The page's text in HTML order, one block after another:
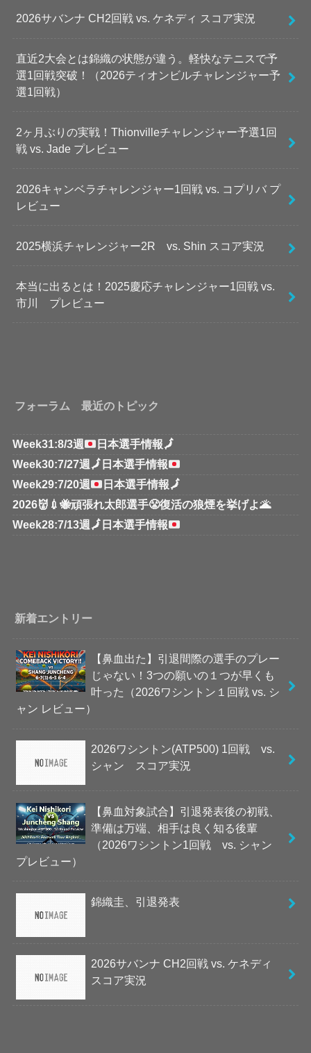
2026サバンナ CH2回戦 vs. ケネディ スコア実況
直近2大会とは錦織の状態が違う。軽快なテニスで予
選1回戦突破！（2026ティオンビルチャレンジャー予
選1回戦）
2ヶ月ぶりの実戦！Thionvilleチャレンジャー予選1回
戦 vs. Jade プレビュー
2026キャンベラチャレンジャー1回戦 vs. コプリバ プ
レビュー
2025横浜チャレンジャー2R vs. Shin スコア実況
本当に出るとは！2025慶応チャレンジャー1回戦 vs.
市川 プレビュー
フォーラム 最近のトピック
Week31:8/3週 日本選手情報🗾
Week30:7/27週 🗾 日本選手情報
Week29:7/20週
日本選手情報🗾
2026👹💉🐝頑張れ太郎選手😤復活の狼煙を挙げよ🌋
Week28:7/13週 🗾 日本選手情報
新着エントリー
【鼻血出た】引退間際の選手のプレー
じゃない！3つの願いの１つが早くも
叶った（2026ワシントン１回戦 vs. シ
ャン レビュー）
2026ワシントン(ATP500) 1回戦 vs.
シャン スコア実況
【鼻血対象試合】引退発表後の初戦、
準備は万端、相手は良く知る後輩
（2026ワシントン1回戦 vs. シャン
プレビュー）
錦織圭、引退発表
2026サバンナ CH2回戦 vs. ケネディ
スコア実況